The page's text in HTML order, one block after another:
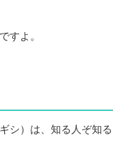
すよ。
シ）は、知る人ぞ知る